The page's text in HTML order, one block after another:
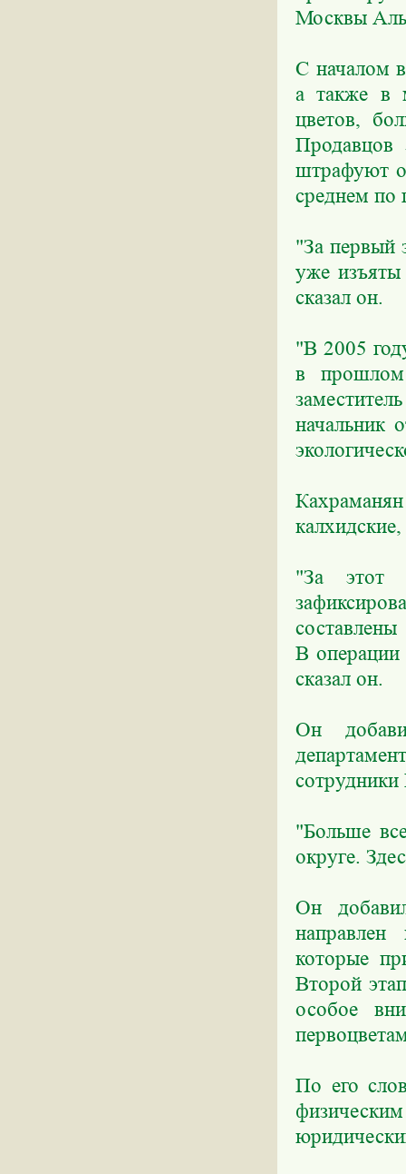
Москвы
С началом
а также в
цветов,
штрафуют
среднем по
"За первый
уже изъяты
сказал он.
"В 2005
в
начальник
"За этот
В операции
сказал он.
Он
"Больше
округе.
Он
которые
Второй
особое
По его